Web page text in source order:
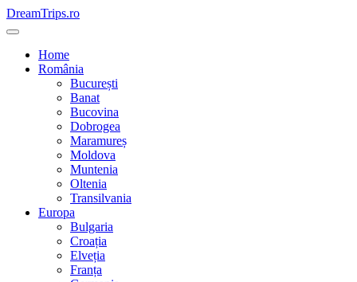
Skip
to
DreamTrips.ro
Home
România
București
Banat
Bucovina
Dobrogea
Maramureș
Moldova
Muntenia
Oltenia
Transilvania
Europa
Bulgaria
Croația
Elveția
Franța